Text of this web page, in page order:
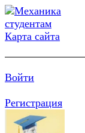
Карта сайта
Войти
Регистрация